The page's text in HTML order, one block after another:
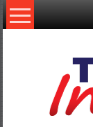
Skip
to